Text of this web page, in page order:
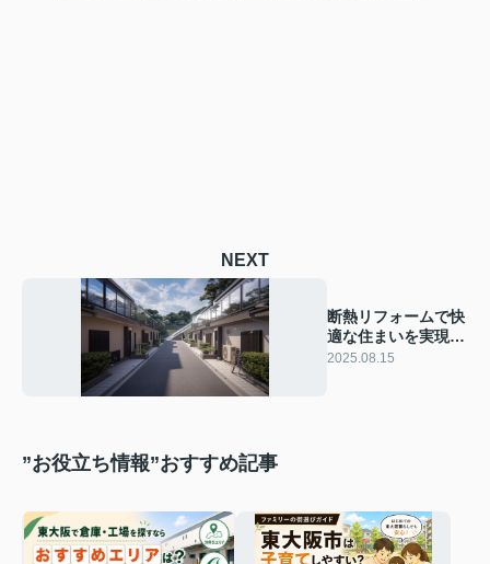
NEXT
断熱リフォームで快
適な住まいを実現！
リノベーション費用
2025.08.15
”お役立ち情報”おすすめ記事